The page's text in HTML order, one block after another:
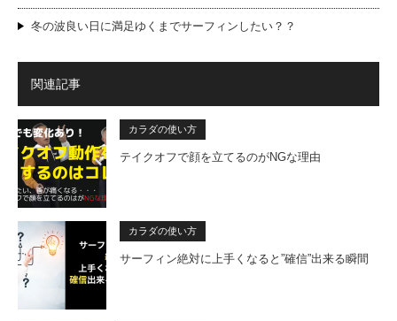
冬の波良い日に満足ゆくまでサーフィンしたい？？
関連記事
カラダの使い方
テイクオフで顔を立てるのがNGな理由
カラダの使い方
サーフィン絶対に上手くなると”確信”出来る瞬間